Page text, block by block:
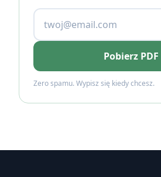
Pobierz PDF
Zero spamu. Wypisz się kiedy chcesz.